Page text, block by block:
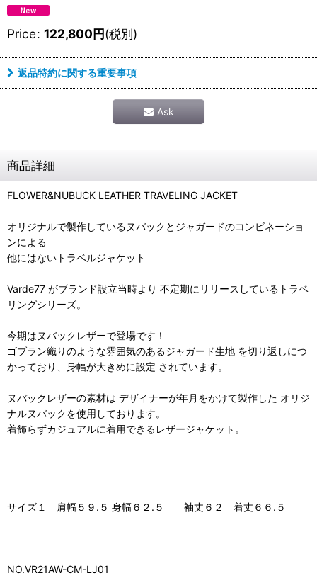
Price: 122,800円(税別)
返品特約に関する重要事項
Ask
商品詳細
FLOWER&NUBUCK LEATHER TRAVELING JACKET
オリジナルで製作しているヌバックとジャガードのコンビネーショ
ンによる
他にはないトラベルジャケット
Varde77 がブランド設立当時より 不定期にリリースしているトラベ
リングシリーズ。
今期はヌバックレザーで登場です！
ゴブラン織りのような雰囲気のあるジャガード生地 を切り返しにつ
かっており、身幅が大きめに設定 されています。
ヌバックレザーの素材は デザイナーが年月をかけて製作した オリジ
ナルヌバックを使用しております。
着飾らずカジュアルに着用できるレザージャケット。
サイズ１ 肩幅５９.５ 身幅６２.５ 袖丈６２ 着丈６６.５
NO.VR21AW-CM-LJ01